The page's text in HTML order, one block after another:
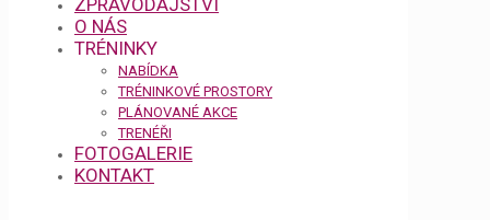
ZPRAVODAJSTVÍ
O NÁS
TRÉNINKY
NABÍDKA
TRÉNINKOVÉ PROSTORY
PLÁNOVANÉ AKCE
TRENÉŘI
FOTOGALERIE
KONTAKT